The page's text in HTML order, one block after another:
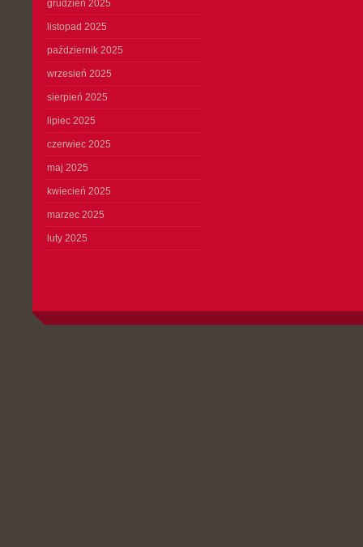
grudzień 2025
listopad 2025
październik 2025
wrzesień 2025
sierpień 2025
lipiec 2025
czerwiec 2025
maj 2025
kwiecień 2025
marzec 2025
luty 2025